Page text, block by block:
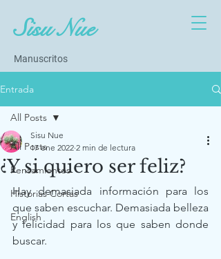
Sisu Nue
Manuscritos
Entrada
All Posts
Pensamientos
Historias Cortas
English
All Posts
¿Y si quiero ser feliz?
Sisu Nue
17 ene 2022 2 min de lectura
Hay demasiada información para los
que saben escuchar. Demasiada belleza
y felicidad para los que saben donde
buscar.